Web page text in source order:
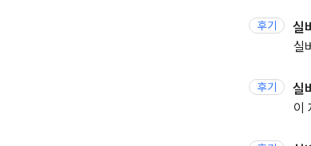
후기 실
실
후기 실
이